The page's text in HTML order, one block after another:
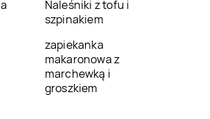
Naleśniki z tofu i
szpinakiem
zapiekanka
makaronowa z
marchewką i
groszkiem